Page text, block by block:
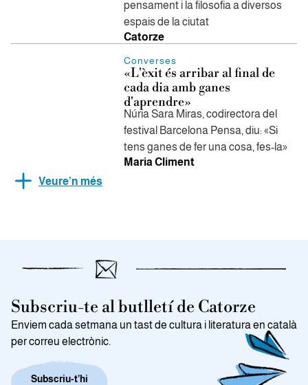
pensament i la filosofia a diversos
espais de la ciutat
Catorze
Converses
«L'èxit és arribar al final de
cada dia amb ganes
d'aprendre»
Núria Sara Miras, codirectora del
festival Barcelona Pensa, diu: «Si
tens ganes de fer una cosa, fes-la»
Maria Climent
Veure’n més
Subscriu-te al butlletí de Catorze
Enviem cada setmana un tast de cultura i literatura en català
per correu electrònic.
Subscriu-t’hi